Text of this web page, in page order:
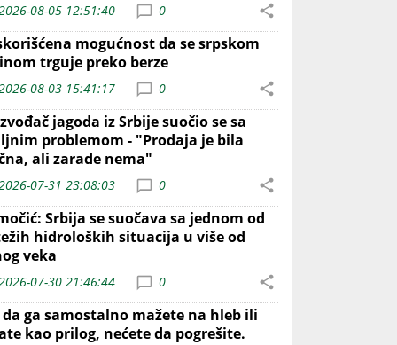
08-05 12:51:40 0
mogućnost da se srpskom
trguje preko berze
08-03 15:41:17 0
jagoda iz Srbije suočio se sa
problemom - "Prodaja je bila
ali zarade nema"
07-31 23:08:03 0
Srbija se suočava sa jednom od
hidroloških situacija u više od
veka
07-30 21:46:44 0
ga samostalno mažete na hleb ili
kao prilog, nećete da pogrešite.